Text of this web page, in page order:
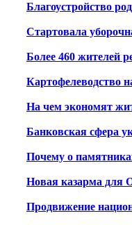
Благоустройство
Стартовала
Более 460 жителей
Картофелеводство
На чем экономят
Банковская сфера
Почему о
Новая казарма
Продвижение